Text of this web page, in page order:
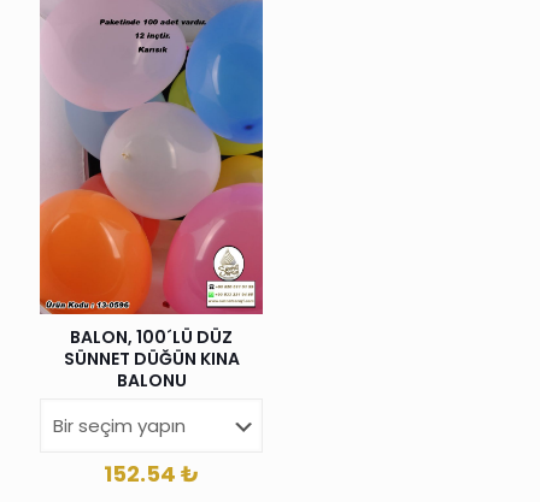
BALON, 100´LÜ DÜZ
SÜNNET DÜĞÜN KINA
BALONU
152.54 ₺